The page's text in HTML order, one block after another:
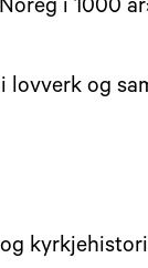
i 1000
lovverk og